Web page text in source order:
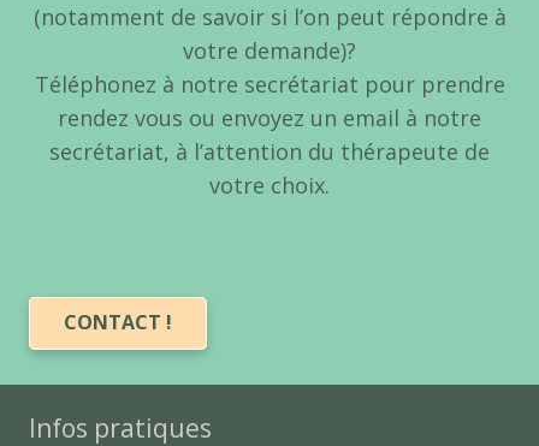
(notamment de savoir si l’on peut répondre à
votre demande)?
Téléphonez à notre secrétariat pour prendre
rendez vous ou envoyez un email à notre
secrétariat, à l’attention du thérapeute de
votre choix.
CONTACT !
Infos pratiques